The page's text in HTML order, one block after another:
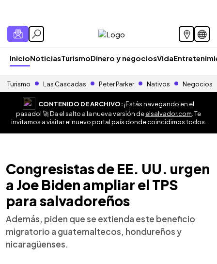
InicioNoticiasTurismoDinero y negociosVida
Turismo Las Cascadas Peter Parker Nativos Negocios
CONTENIDO DE ARCHIVO:¡Estás navegando en el
pasado! 🚀 Da el salto a la nueva versión deelsalvador.com . Te
invitamos a visitar el nuevo portal país donde coincidimos todos.
Congresistas de EE. UU. urgen
a Joe Biden ampliar el TPS
para salvadoreños
Además, piden que se extienda este beneficio
migratorio a guatemaltecos, hondureños y
nicaragüenses.